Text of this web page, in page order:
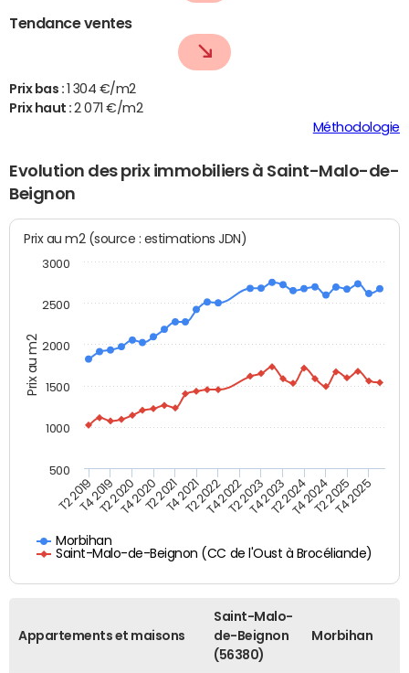
Tendance ventes
Prix bas :
1 304 €/m2
Prix haut :2 071 €/m2
Méthodologie
Evolution des prix immobiliers à Saint-Malo-de-
Beignon
Prix au m2
Prix au m2 (source : estimations JDN)
Morbihan
Saint-Malo-de-Beignon (CC de l'Oust à Brocéliande)
T2 2019T4 2019T2 2020T4 2020T2 2021T4 2021T2 2022T4 2022T2 2023T4 2023T2 2024T4 2024T2 2025T4 2025
500
1000
1500
2000
2500
3000
Appartements et maisons
Saint-Malo-
de-Beignon
(56380)
Morbihan